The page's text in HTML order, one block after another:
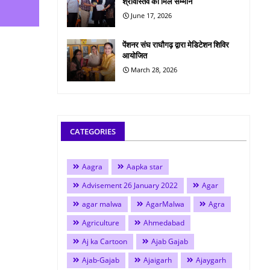
June 17, 2026
पेंशनर संघ राघौगढ़ द्वारा मेडिटेशन शिविर
आयोजित
March 28, 2026
CATEGORIES
Aagra
Aapka star
Advisement 26 January 2022
Agar
agar malwa
AgarMalwa
Agra
Agriculture
Ahmedabad
Aj ka Cartoon
Ajab Gajab
Ajab-Gajab
Ajaigarh
Ajaygarh